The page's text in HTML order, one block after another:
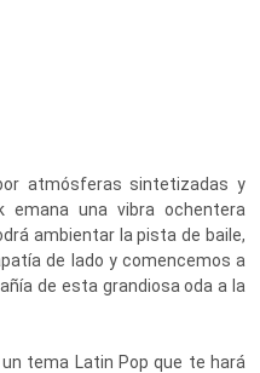
atmósferas sintetizadas y
una vibra ochentera
ambientar la pista de baile,
de lado y comencemos a
de esta grandiosa oda a la
un tema Latin Pop que te hará